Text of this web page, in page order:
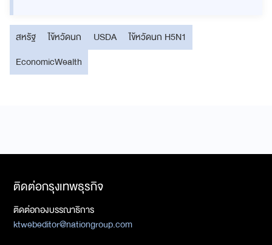
สหรัฐ ไข้หวัดนก USDA
ไข้หวัดนก H5N1
EconomicWealth
ติดต่อกรุงเทพธุรกิจ
ติดต่อกองบรรณาธิการ
ktwebeditor@nationgroup.com